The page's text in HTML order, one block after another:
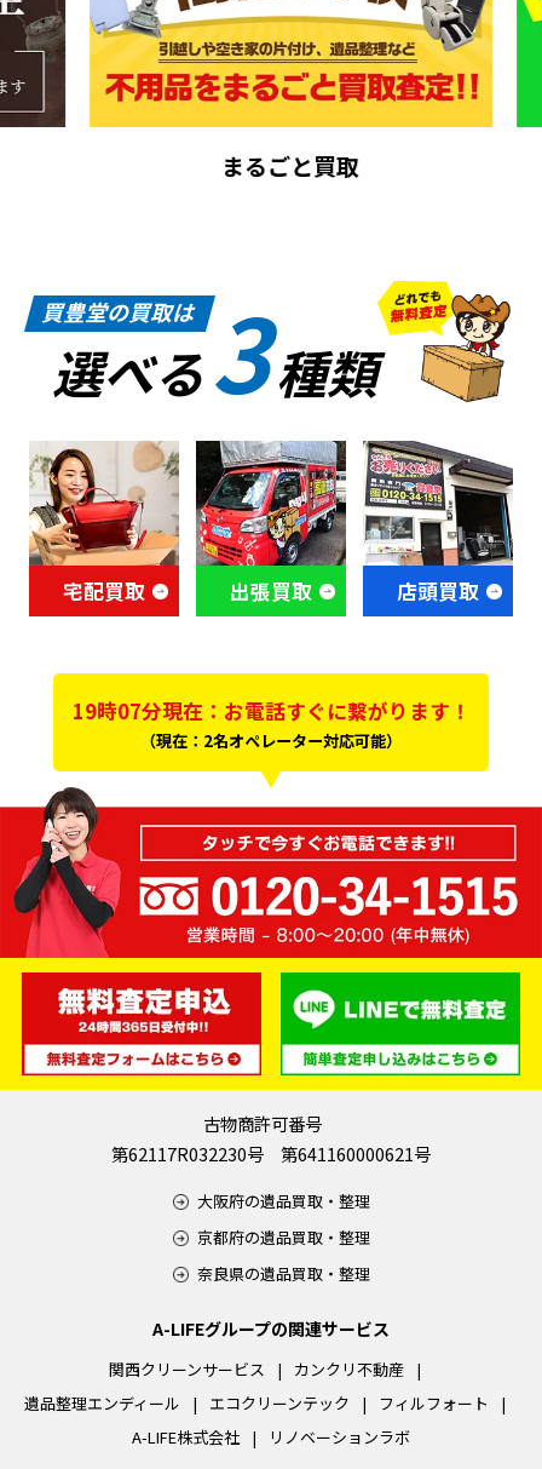
まるごと買取
買豊堂の買取は
選べる3種類
宅配買取 出張買取 店頭買取
19時07分現在：お電話すぐに繋がります！
（現在：2名オペレーター対応可能）
古物商許可番号
第62117R032230号 第641160000621号
大阪府の遺品買取・整理
京都府の遺品買取・整理
奈良県の遺品買取・整理
A-LIFEグループの関連サービス
関西クリーンサービス
カンクリ不動産
遺品整理エンディール
エコクリーンテック
フィルフォート
A-LIFE株式会社
リノベーションラボ